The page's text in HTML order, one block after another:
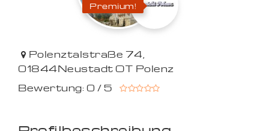
Premium!
Polenztalstraße 74,
01844Neustadt OT Polenz
Bewertung: 0 / 5